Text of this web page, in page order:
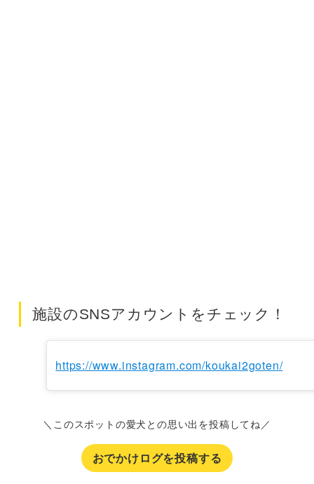
施設のSNSアカウントをチェック！
https://www.instagram.com/koukai2goten/
＼このスポットの愛犬との思い出を投稿してね／
おでかけログを投稿する